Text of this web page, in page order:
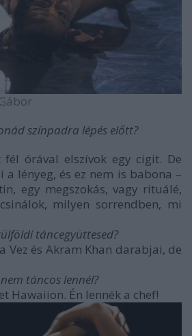
színpadra lépés előtt?
fél órával elszívok egy cigit. De
a lényeg, és ez nem is babona –
egy megszokás, vagy rituálé,
milyen sorrendben, mi
táncegyüttesed?
Vez és Akram Khan darabjai, de
táncos lennél?
Hawaiion. Én lennék a chef!